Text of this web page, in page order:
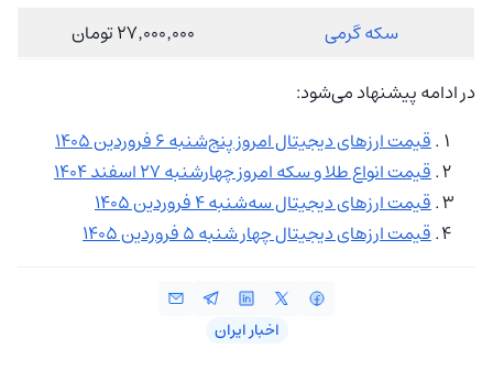
سکه گرمی
27٬000٬000 تومان
در ادامه پیشنهاد می‌شود:
قیمت ارزهای دیجیتال امروز پنج‌شنبه 6 فروردین 1405
قیمت انواع طلا و سکه امروز چهارشنبه 27 اسفند 1404
‌‏قیمت ارزهای دیجیتال سه‌شنبه 4 فروردین 1405
‌‏قیمت ارزهای دیجیتال چهار شنبه 5 فروردین 1405
اخبار ایران